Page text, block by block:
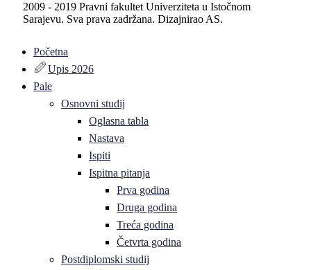
2009 - 2019 Pravni fakultet Univerziteta u Istočnom
Sarajevu. Sva prava zadržana. Dizajnirao AS.
Početna
Upis 2026
Pale
Osnovni studij
Oglasna tabla
Nastava
Ispiti
Ispitna pitanja
Prva godina
Druga godina
Treća godina
Četvrta godina
Postdiplomski studij